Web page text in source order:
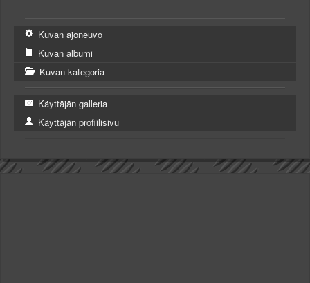
Kuvan ajoneuvo
Kuvan albumi
Kuvan kategoria
Käyttäjän galleria
Käyttäjän profiilisivu